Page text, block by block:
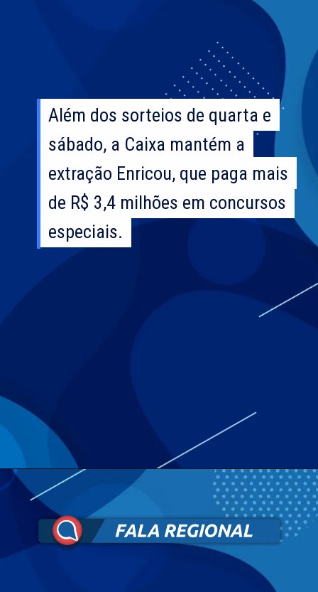
Além dos sorteios de quarta e
sábado, a Caixa mantém a
extração Enricou, que paga mais
de R$ 3,4 milhões em concursos
especiais.
Além dos sorteios de quarta e
sábado, a Caixa mantém a
extração Enricou, que paga mais
de R$ 3,4 milhões em concursos
especiais.